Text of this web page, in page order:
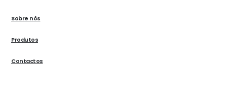
Sobre nós
Produtos
Contactos